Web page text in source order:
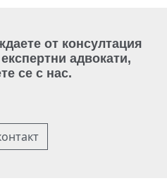
от консултация
адвокати,
се с нас.